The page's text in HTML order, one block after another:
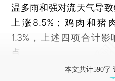
温多雨和强对流天气导
上涨8.5%；鸡肉和猪
1.3%，上述四项合计
点。
本文共计590字